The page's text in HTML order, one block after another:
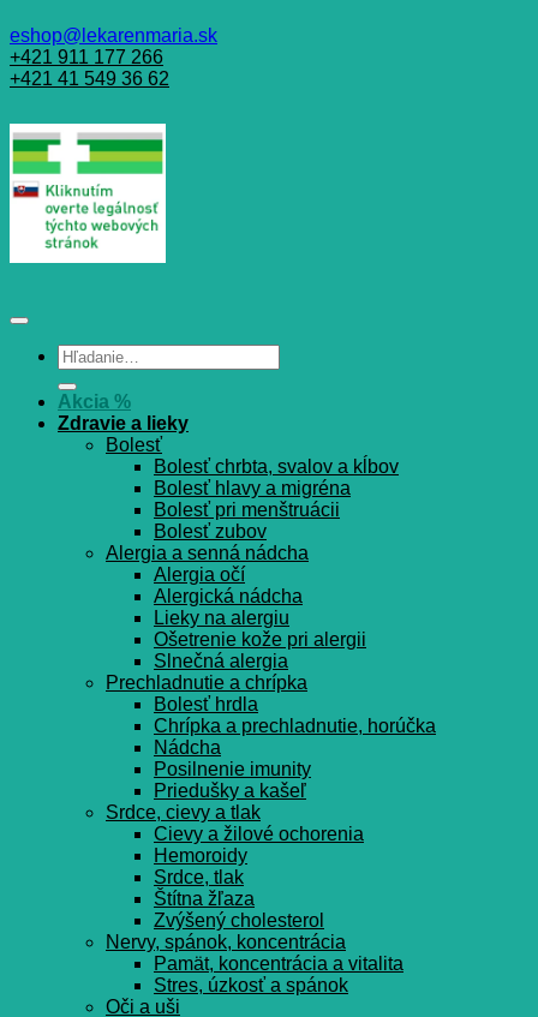
eshop@lekarenmaria.sk
+421 911 177 266
+421 41 549 36 62
Hľadať:
Akcia %
Zdravie a lieky
Bolesť
Bolesť chrbta, svalov a kĺbov
Bolesť hlavy a migréna
Bolesť pri menštruácii
Bolesť zubov
Alergia a senná nádcha
Alergia očí
Alergická nádcha
Lieky na alergiu
Ošetrenie kože pri alergii
Slnečná alergia
Prechladnutie a chrípka
Bolesť hrdla
Chrípka a prechladnutie, horúčka
Nádcha
Posilnenie imunity
Priedušky a kašeľ
Srdce, cievy a tlak
Cievy a žilové ochorenia
Hemoroidy
Srdce, tlak
Štítna žľaza
Zvýšený cholesterol
Nervy, spánok, koncentrácia
Pamät, koncentrácia a vitalita
Stres, úzkosť a spánok
Oči a uši